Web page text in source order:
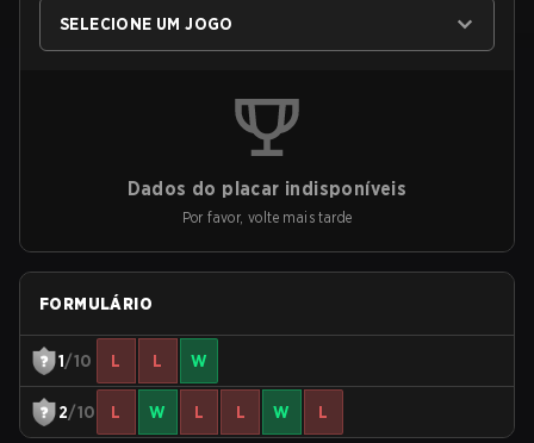
SELECIONE UM JOGO
Dados do placar indisponíveis
Por favor, volte mais tarde
FORMULÁRIO
1/10 L L W
2/10 L W L L W L